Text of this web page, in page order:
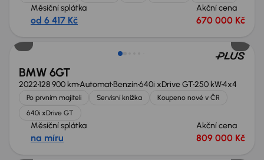
Měsíční splátka
od 6 417 Kč
Akční cena
670 000 Kč
Zlevněno o 63 500 Kč
BMW 6GT
2022128 900 kmAutomatBenzín640i xDrive GT250 kW4x4
Po prvním majiteli Servisní knížka
Koupeno nové v ČR
640i xDrive GT
Měsíční splátka
na míru
Akční cena
809 000 Kč